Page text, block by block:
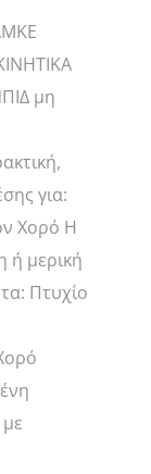
μη
για:
Χορό Η
ή μερική
Πτυχίο